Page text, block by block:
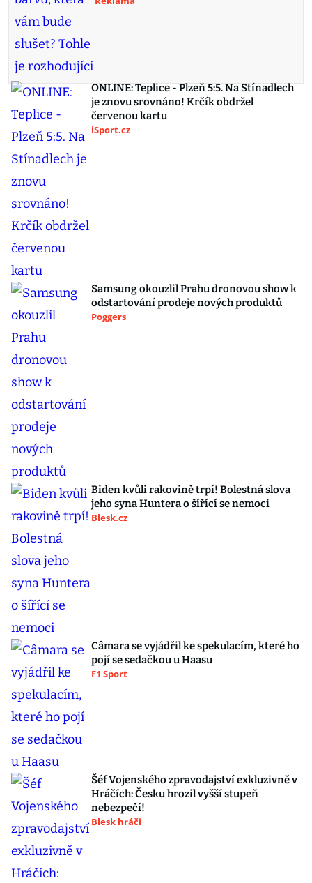
ONLINE: Teplice - Plzeň 5:5. Na Stínadlech
je znovu srovnáno! Krčík obdržel
červenou kartu
iSport.cz
Samsung okouzlil Prahu dronovou show k
odstartování prodeje nových produktů
Poggers
Biden kvůli rakovině trpí! Bolestná slova
jeho syna Huntera o šířící se nemoci
Blesk.cz
Câmara se vyjádřil ke spekulacím, které ho
pojí se sedačkou u Haasu
F1 Sport
Šéf Vojenského zpravodajství exkluzivně v
Hráčích: Česku hrozil vyšší stupeň
nebezpečí!
Blesk hráči